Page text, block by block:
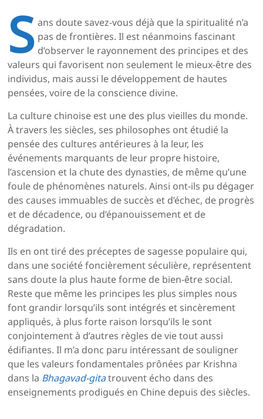
S ans doute savez-vous déjà que la spiritualité n’a
pas de frontières. Il est néanmoins fascinant
d’observer le rayonnement des principes et des
valeurs qui favorisent non seulement le mieux-être des
individus, mais aussi le développement de hautes
pensées, voire de la conscience divine.
La culture chinoise est une des plus vieilles du monde.
À travers les siècles, ses philosophes ont étudié la
pensée des cultures antérieures à la leur, les
événements marquants de leur propre histoire,
l’ascension et la chute des dynasties, de même qu’une
foule de phénomènes naturels. Ainsi ont-ils pu dégager
des causes immuables de succès et d’échec, de progrès
et de décadence, ou d’épanouissement et de
dégradation.
Ils en ont tiré des préceptes de sagesse populaire qui,
dans une société foncièrement séculière, représentent
sans doute la plus haute forme de bien-être social.
Reste que même les principes les plus simples nous
font grandir lorsqu’ils sont intégrés et sincèrement
appliqués, à plus forte raison lorsqu’ils le sont
conjointement à d’autres règles de vie tout aussi
édifiantes. Il m’a donc paru intéressant de souligner
que les valeurs fondamentales prônées par Krishna
dans la Bhagavad-gitatrouvent écho dans des
enseignements prodigués en Chine depuis des siècles.